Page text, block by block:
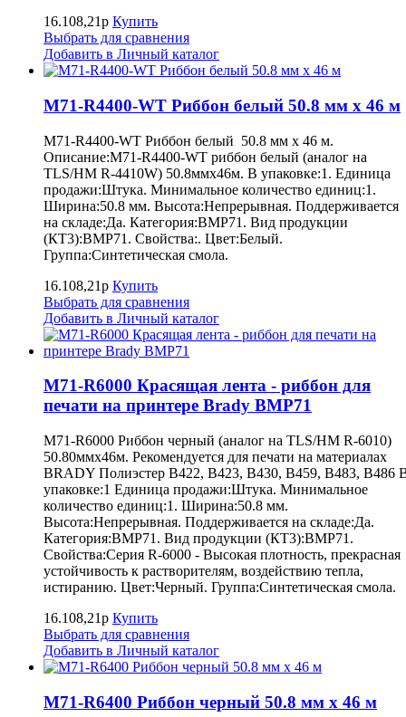
16.108,21р Купить
Выбрать для сравнения
Добавить в Личный каталог
M71-R4400-WT Риббон белый 50.8 мм х 46 м
M71-R4400-WT Риббон белый 50.8 мм х 46 м.
Описание:M71-R4400-WT риббон белый (аналог на
TLS/HM R-4410W) 50.8ммх46м. В упаковке:1. Единица
продажи:Штука. Минимальное количество единиц:1.
Ширина:50.8 мм. Высота:Непрерывная. Поддерживается
на складе:Да. Категория:BMP71. Вид продукции
(КТ3):BMP71. Свойства:. Цвет:Белый.
Группа:Синтетическая смола.
16.108,21р Купить
Выбрать для сравнения
Добавить в Личный каталог
M71-R6000 Красящая лента - риббон для
печати на принтере Brady BMP71
M71-R6000 Риббон черный (аналог на TLS/HM R-6010)
50.80ммх46м. Рекомендуется для печати на материалах
BRADY Полиэстер B422, B423, B430, B459, B483, B486
упаковке:1 Единица продажи:Штука. Минимальное
количество единиц:1. Ширина:50.8 мм.
Высота:Непрерывная. Поддерживается на складе:Да.
Категория:BMP71. Вид продукции (КТ3):BMP71.
Свойства:Серия R-6000 - Высокая плотность, прекрасная
устойчивость к растворителям, воздействию тепла,
истиранию. Цвет:Черный. Группа:Синтетическая смола.
16.108,21р Купить
Выбрать для сравнения
Добавить в Личный каталог
M71-R6400 Риббон черный 50.8 мм х 46 м